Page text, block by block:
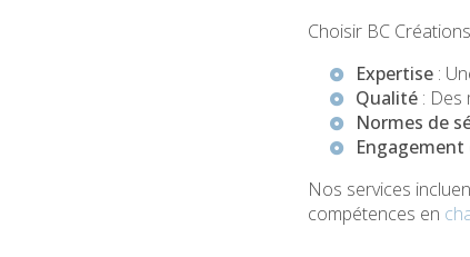
Choisir BC
Expertise :
Qualité : Des
Normes de
Nos services
compétences en